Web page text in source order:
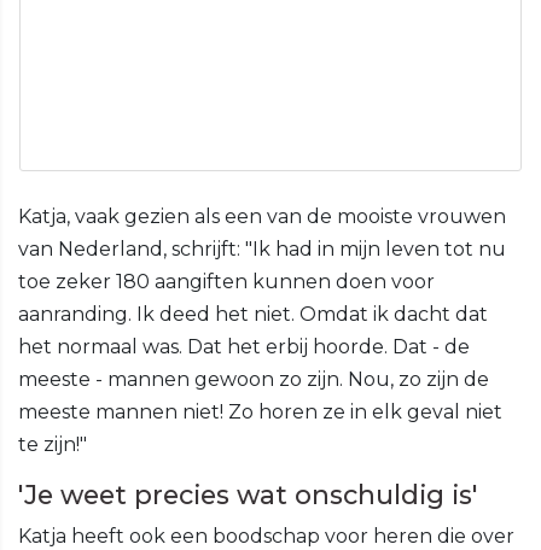
Katja, vaak gezien als een van de mooiste vrouwen
van Nederland, schrijft: "Ik had in mijn leven tot nu
toe zeker 180 aangiften kunnen doen voor
aanranding. Ik deed het niet. Omdat ik dacht dat
het normaal was. Dat het erbij hoorde. Dat - de
meeste - mannen gewoon zo zijn. Nou, zo zijn de
meeste mannen niet! Zo horen ze in elk geval niet
te zijn!"
'Je weet precies wat onschuldig is'
Katja heeft ook een boodschap voor heren die over